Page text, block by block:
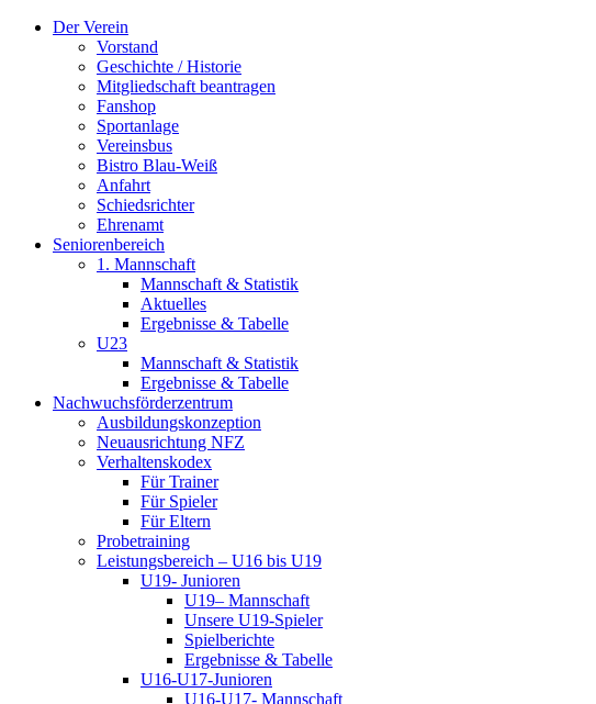
Der Verein
Vorstand
Geschichte / Historie
Mitgliedschaft beantragen
Fanshop
Sportanlage
Vereinsbus
Bistro Blau-Weiß
Anfahrt
Schiedsrichter
Ehrenamt
Seniorenbereich
1. Mannschaft
Mannschaft & Statistik
Aktuelles
Ergebnisse & Tabelle
U23
Mannschaft & Statistik
Ergebnisse & Tabelle
Nachwuchsförderzentrum
Ausbildungskonzeption
Neuausrichtung NFZ
Verhaltenskodex
Für Trainer
Für Spieler
Für Eltern
Probetraining
Leistungsbereich – U16 bis U19
U19- Junioren
U19– Mannschaft
Unsere U19-Spieler
Spielberichte
Ergebnisse & Tabelle
U16-U17-Junioren
U16-U17- Mannschaft